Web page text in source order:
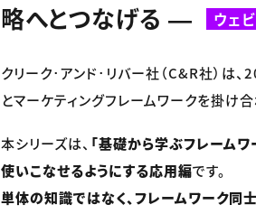
略へとつなげる ―
ウェ
クリーク･アンド･リバー社（C&R社）は
とマーケティングフレームワークを掛け
本シリーズは、 「基礎から学ぶフレーム
使いこなせるようにする応用編です。
単体の知識ではなく、フレームワーク同